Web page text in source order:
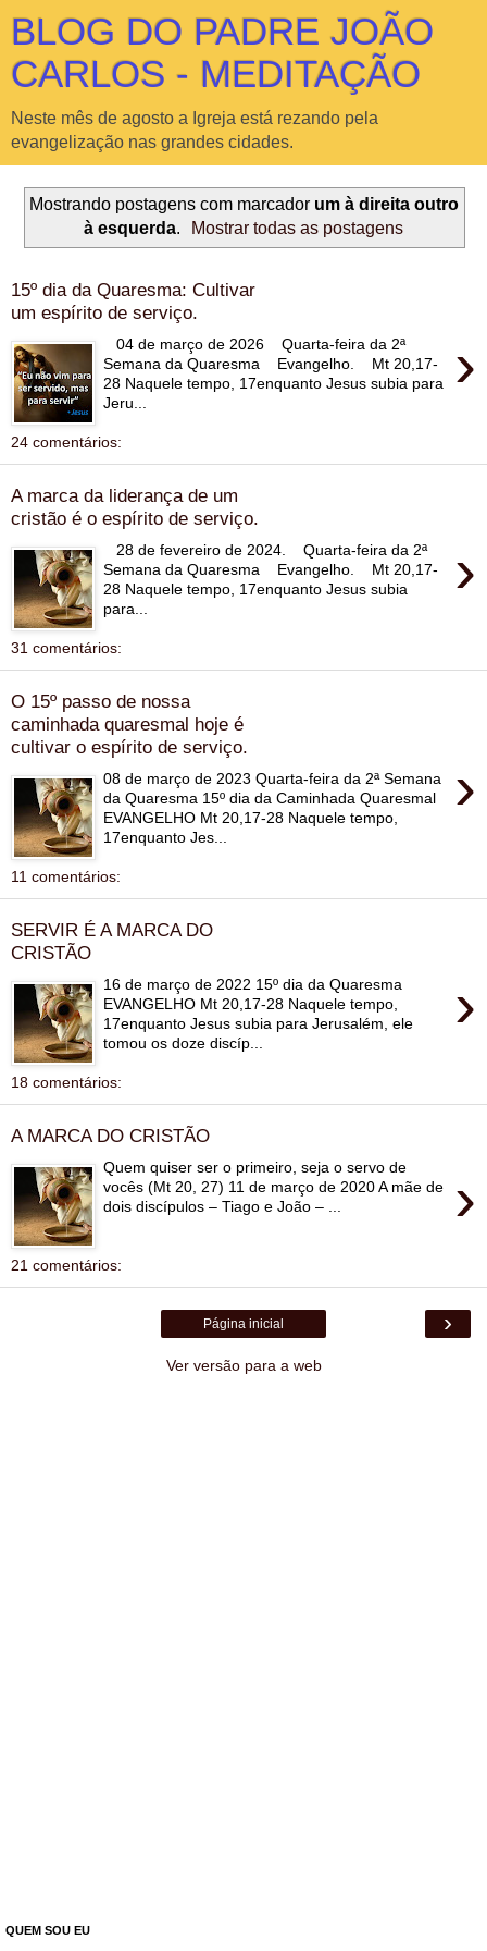
BLOG DO PADRE JOÃO
CARLOS - MEDITAÇÃO
Neste mês de agosto a Igreja está rezando pela
evangelização nas grandes cidades.
Mostrando postagens com marcador um à direita outro
à esquerda. Mostrar todas as postagens
15º dia da Quaresma: Cultivar
um espírito de serviço.
›
04 de março de 2026 Quarta-feira da 2ª
Semana da Quaresma Evangelho. Mt 20,17-
28 Naquele tempo, 17enquanto Jesus subia para
Jeru...
24 comentários:
A marca da liderança de um
cristão é o espírito de serviço.
›
28 de fevereiro de 2024. Quarta-feira da 2ª
Semana da Quaresma Evangelho. Mt 20,17-
28 Naquele tempo, 17enquanto Jesus subia
para...
31 comentários:
O 15º passo de nossa
caminhada quaresmal hoje é
cultivar o espírito de serviço.
›
08 de março de 2023 Quarta-feira da 2ª Semana
da Quaresma 15º dia da Caminhada Quaresmal
EVANGELHO Mt 20,17-28 Naquele tempo,
17enquanto Jes...
11 comentários:
SERVIR É A MARCA DO
CRISTÃO
›
16 de março de 2022 15º dia da Quaresma
EVANGELHO Mt 20,17-28 Naquele tempo,
17enquanto Jesus subia para Jerusalém, ele
tomou os doze discíp...
18 comentários:
A MARCA DO CRISTÃO
›
Quem quiser ser o primeiro, seja o servo de
vocês (Mt 20, 27) 11 de março de 2020 A mãe de
dois discípulos – Tiago e João – ...
21 comentários:
›
Página inicial
Ver versão para a web
QUEM SOU EU